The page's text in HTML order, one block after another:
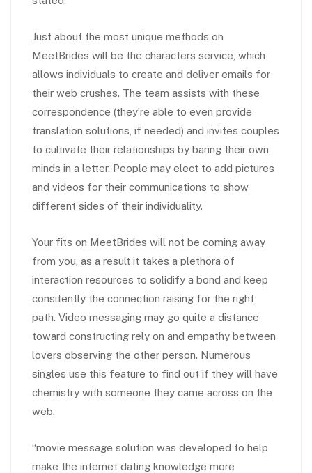
Just about the most unique methods on
MeetBrides will be the characters service, which
allows individuals to create and deliver emails for
their web crushes. The team assists with these
correspondence (they’re able to even provide
translation solutions, if needed) and invites couples
to cultivate their relationships by baring their own
minds in a letter. People may elect to add pictures
and videos for their communications to show
different sides of their individuality.
Your fits on MeetBrides will not be coming away
from you, as a result it takes a plethora of
interaction resources to solidify a bond and keep
consitently the connection raising for the right
path. Video messaging may go quite a distance
toward constructing rely on and empathy between
lovers observing the other person. Numerous
singles use this feature to find out if they will have
chemistry with someone they came across on the
web.
“movie message solution was developed to help
make the internet dating knowledge more